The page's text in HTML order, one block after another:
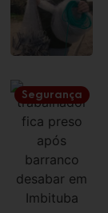
Segurança